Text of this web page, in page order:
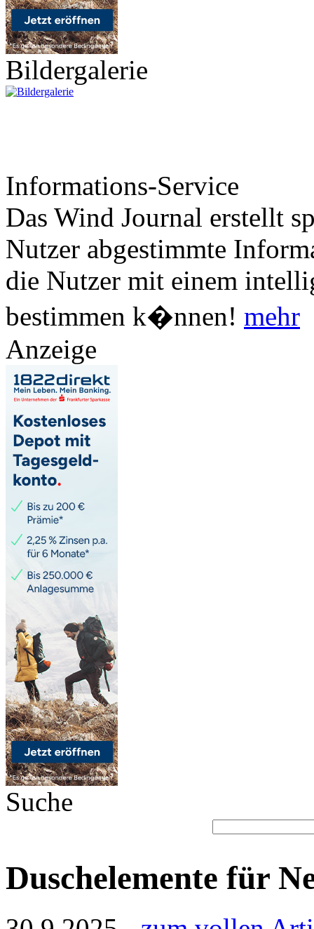
Bildergalerie
Informations-Service
Das Wind Journal erstellt
Nutzer abgestimmte
die Nutzer mit einem
bestimmen k�nnen! mehr
Anzeige
Suche
Duschelemente für